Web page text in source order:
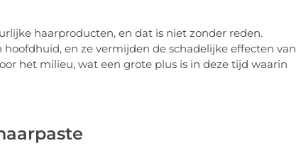
haarproducten, en dat is niet zonder reden.
en ze vermijden de schadelijke effecten van
het milieu, wat een grote plus is in deze tijd waarin